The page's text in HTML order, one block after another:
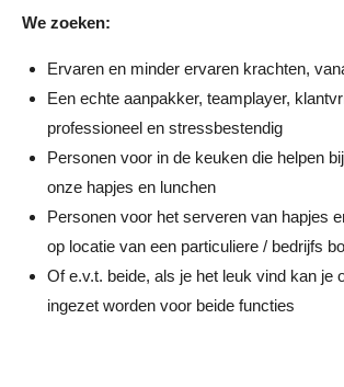
We zoeken:
Ervaren en minder ervaren krachten,
Een echte aanpakker, teamplayer,
professioneel en stressbestendig
Personen voor in de keuken die helpen
onze hapjes en lunchen
Personen voor het serveren van hapjes
op locatie van een particuliere / bedrijfs
Of e.v.t. beide, als je het leuk vind kan je
ingezet worden voor beide functies